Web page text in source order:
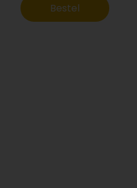
Bestel